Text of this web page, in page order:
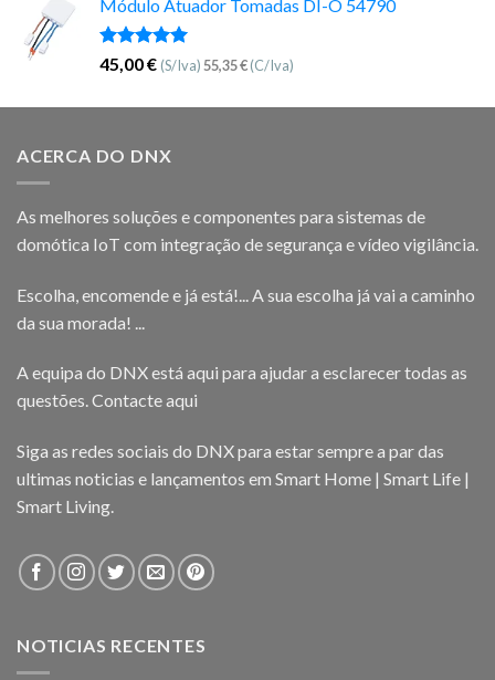
Módulo Atuador Tomadas DI-O 54790
Avaliação
5.00
de 5
45,00€ (S/Iva)55,35€(C/Iva)
ACERCA DO DNX
As melhores soluções e componentes para sistemas de
domótica IoT com integração de segurança e vídeo vigilância.
Escolha, encomende e já está!... A sua escolha já vai a caminho
da sua morada! ...
A equipa do DNX está aqui para ajudar a esclarecer todas as
questões.Contacte aqui
Siga as redes sociais do DNX para estar sempre a par das
ultimas noticias e lançamentos em Smart Home | Smart Life |
Smart Living.
NOTICIAS RECENTES